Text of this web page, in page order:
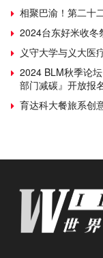
相聚巴渝！第二十
2024台东好米收
义守大学与义大医
2024 BLM秋季论
部门减碳』开放报
育达科大餐旅系创